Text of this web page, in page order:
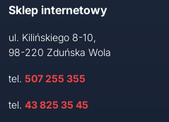
Sklep internetowy
ul. Kilińskiego 8-10,
98-220 Zduńska Wola
tel. 507 255 355
tel. 43 825 35 45